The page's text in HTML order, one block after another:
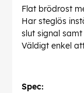
Flat brödrost
Har steglös
slut signal
Väldigt enkel
Spec: